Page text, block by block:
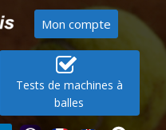
Mon compte
Tests de machines à
balles